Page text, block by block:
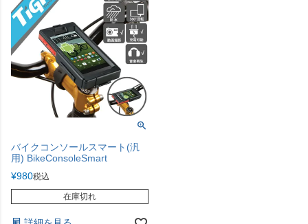
バイクコンソールスマート(汎
用) BikeConsoleSmart
¥980税込
在庫切れ